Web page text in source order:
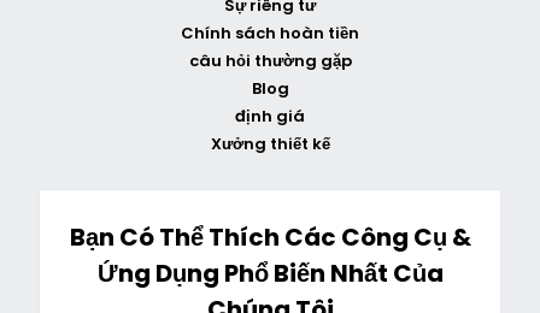
Sự riêng tư
Chính sách hoàn tiền
câu hỏi thường gặp
Blog
định giá
Xưởng thiết kế
Bạn Có Thể Thích Các Công Cụ &
Ứng Dụng Phổ Biến Nhất Của